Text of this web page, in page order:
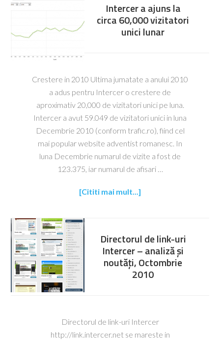
Intercer a ajuns la
circa 60,000 vizitatori
unici lunar
Crestere in 2010 Ultima jumatate a anului 2010
a adus pentru Intercer o crestere de
aproximativ 20,000 de vizitatori unici pe luna.
Intercer a avut 59.049 de vizitatori unici in luna
Decembrie 2010 (conform trafic.ro), fiind cel
mai popular website adventist romanesc. In
luna Decembrie numarul de vizite a fost de
123.375, iar numarul de afisari …
[Cititi mai mult...]
Directorul de link-uri
Intercer – analiză și
noutăți, Octombrie
2010
Directorul de link-uri Intercer
http://link.intercer.net se mareste in